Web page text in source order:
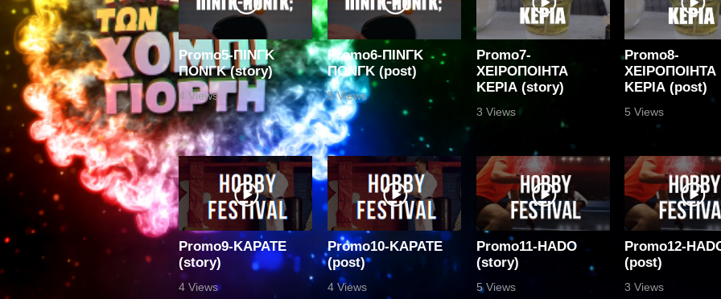
Promo5-ΠΙΝΓΚ
ΠΟΝΓΚ (story)
4 Views
Promo6-ΠΙΝΓΚ
ΠΟΝΓΚ (post)
5 Views
Promo7-
ΧΕΙΡΟΠΟΙΗΤΑ
ΚΕΡΙΑ (story)
3 Views
Promo8-
ΧΕΙΡΟΠΟΙΗΤΑ
ΚΕΡΙΑ (post)
5 Views
Promo9-ΚΑΡΑΤΕ
(story)
4 Views
Promo10-ΚΑΡΑΤΕ
(post)
4 Views
Promo11-HADO
(story)
5 Views
Promo12-
(post)
3 Views